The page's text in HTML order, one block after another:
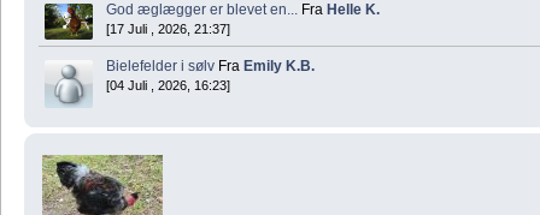
God æglægger er blevet en... Fra Helle K.
[17 Juli , 2026, 21:37]
Bielefelder i sølv Fra Emily K.B.
[04 Juli , 2026, 16:23]